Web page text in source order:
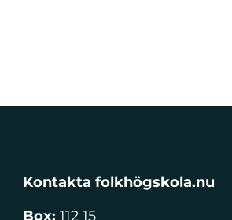
Kontakta folkhögskola.nu
Box:112 15